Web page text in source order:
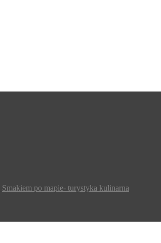
Smakiem po mapie- turystyka kulinarna